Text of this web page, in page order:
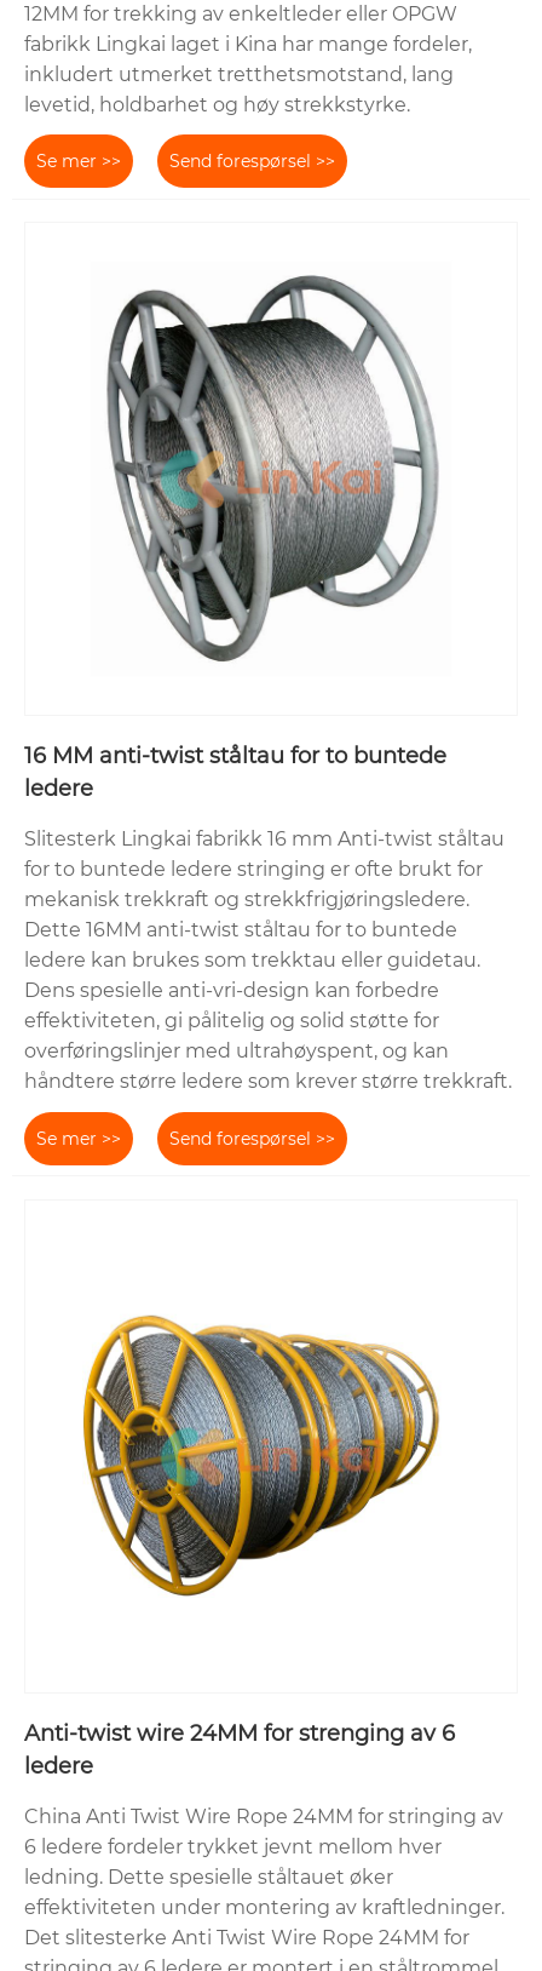
12MM for trekking av enkeltleder eller OPGW
fabrikk Lingkai laget i Kina har mange fordeler,
inkludert utmerket tretthetsmotstand, lang
levetid, holdbarhet og høy strekkstyrke.
Se mer >> Send forespørsel >>
16 MM anti-twist ståltau for to buntede
ledere
Slitesterk Lingkai fabrikk 16 mm Anti-twist ståltau
for to buntede ledere stringing er ofte brukt for
mekanisk trekkraft og strekkfrigjøringsledere.
Dette 16MM anti-twist ståltau for to buntede
ledere kan brukes som trekktau eller guidetau.
Dens spesielle anti-vri-design kan forbedre
effektiviteten, gi pålitelig og solid støtte for
overføringslinjer med ultrahøyspent, og kan
håndtere større ledere som krever større trekkraft.
Se mer >> Send forespørsel >>
Anti-twist wire 24MM for strenging av 6
ledere
China Anti Twist Wire Rope 24MM for stringing av
6 ledere fordeler trykket jevnt mellom hver
ledning. Dette spesielle ståltauet øker
effektiviteten under montering av kraftledninger.
Det slitesterke Anti Twist Wire Rope 24MM for